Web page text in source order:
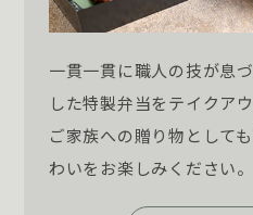
一貫一貫に職人の技が息
した特製弁当をテイクアウ
ご家族への贈り物として
わいをお楽しみください。